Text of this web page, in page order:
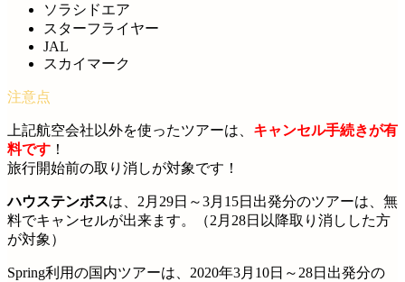
ソラシドエア
スターフライヤー
JAL
スカイマーク
上記航空会社以外を使ったツアーは、 キャンセル手続きが有
料です ！
旅行開始前の取り消しが対象です！
ハウステンボスは、2月29日～3月15日出発分のツアーは、無
料でキャンセルが出来ます。（2月28日以降取り消しした方
が対象）
Spring利用の国内ツアーは、2020年3月10日～28日出発分の